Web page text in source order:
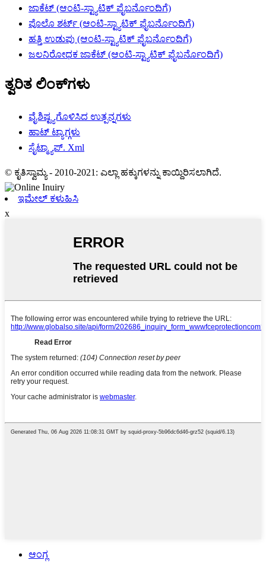
ಜಾಕೆಟ್ (ಆಂಟಿ-ಸ್ಟ್ಯಾಟಿಕ್ ಫೈಬರ್ನೊಂದಿಗೆ)
ಪೊಲೊ ಶರ್ಟ್ (ಆಂಟಿ-ಸ್ಟ್ಯಾಟಿಕ್ ಫೈಬರ್ನೊಂದಿಗೆ)
ಹತ್ತಿ ಉಡುಪು (ಆಂಟಿ-ಸ್ಟ್ಯಾಟಿಕ್ ಫೈಬರ್ನೊಂದಿಗೆ)
ಜಲನಿರೋಧಕ ಜಾಕೆಟ್ (ಆಂಟಿ-ಸ್ಟ್ಯಾಟಿಕ್ ಫೈಬರ್ನೊಂದಿಗೆ)
ತ್ವರಿತ ಲಿಂಕ್‌ಗಳು
ವೈಶಿಷ್ಟ್ಯಗೊಳಿಸಿದ ಉತ್ಪನ್ನಗಳು
ಹಾಟ್ ಟ್ಯಾಗ್ಗಳು
ಸೈಟ್ಮ್ಯಾಪ್. Xml
© ಕೃತಿಸ್ವಾಮ್ಯ - 2010-2021: ಎಲ್ಲಾ ಹಕ್ಕುಗಳನ್ನು ಕಾಯ್ದಿರಿಸಲಾಗಿದೆ.
ಇಮೇಲ್ ಕಳುಹಿಸಿ
x
ಆಂಗ್ಲ